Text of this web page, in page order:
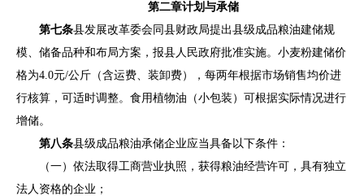
第二章计划与承储
第七条县发展改革委会同 县财政局提出县级成品粮油建储规
模、储备品种和布局方案，报县人民政府批准实施。小麦粉建储价
格为4.0元/公斤（含运费、装卸费），每两年根据市场销售均价进
行核算，可适时调整。 食用植物油（小包装）可根据实际情况进行
增储。
第八条县级成品粮油承储企业应当具备以下条件：
（一）依法取得工商营业执照，获得粮油经营许可，具有独立
法人资格的企业；